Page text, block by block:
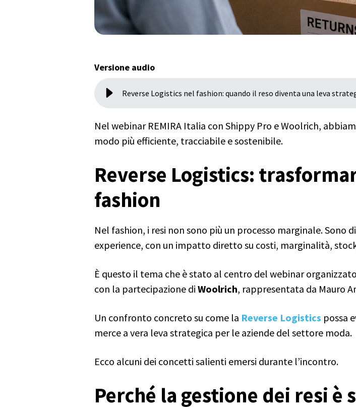
Versione audio
Reverse Logistics nel fashion: quando il reso diventa una leva
Nel webinar REMIRA Italia con Shippy Pro e Woolrich,
modo più efficiente, tracciabile e sostenibile.
Reverse Logistics:
fashion
Nel fashion, i resi non sono più un processo marginale.
experience, con un impatto diretto su costi, marginalità,
È questo il tema che è stato al centro del webinar
con la partecipazione di Woolrich, rappresentata da Mauro
Un confronto concreto su come la Reverse Logistics possa
merce a vera leva strategica per le aziende del settore moda.
Ecco alcuni dei concetti salienti emersi durante l’incontro.
Perché la gestione dei resi è